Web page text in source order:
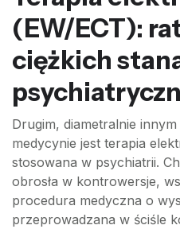
(EW/ECT):
ciężkich
Drugim, diametralnie
medycynie jest terapia
stosowana w psychiatrii.
obrosła w kontrowersje,
procedura medyczna o
przeprowadzana w ściśle